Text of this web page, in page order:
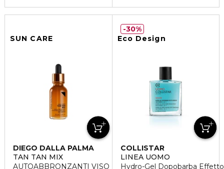
SUN CARE
DIEGO DALLA PALMA
TAN TAN MIX
AUTOABBRONZANTI VISO
Eco Design
COLLISTAR
LINEA UOMO
Hydro-Gel Dopobarba
30%